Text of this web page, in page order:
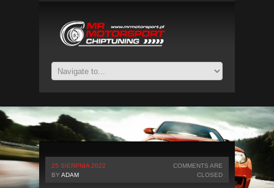
25 SIERPNIA 2022
BY ADAM
COMMENTS ARE
CLOSED